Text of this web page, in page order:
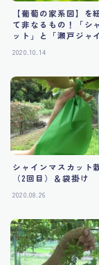
【葡萄の家系図】
て非なるもの！「シ
ット」と「瀬戸ジャ
2020.10.14
シャインマスカッ
（2回目）＆袋掛け
2020.08.26